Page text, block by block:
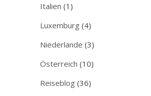
Italien (1)
Luxemburg (4)
Niederlande (3)
Österreich (10)
Reiseblog (36)